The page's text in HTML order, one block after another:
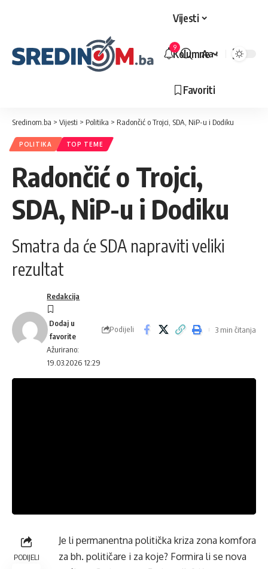
Vijesti
Kolumne
Favoriti
9
Veličina
Aa
Sredinom.ba > Vijesti > Politika > Radončić o Trojci, SDA, NiP-u i Dodiku
POLITIKA TOP TEME
Radončić o Trojci,
SDA, NiP-u i Dodiku
Smatra da će SDA napraviti veliki
rezultat
Ažurirano:
19.03.2026 12:29
Redakcija
Podijeli 3 min čitanja
PODIJELI
Je li permanentna politička kriza zona komfora
za bh. političare i za koje? Formira li se nova